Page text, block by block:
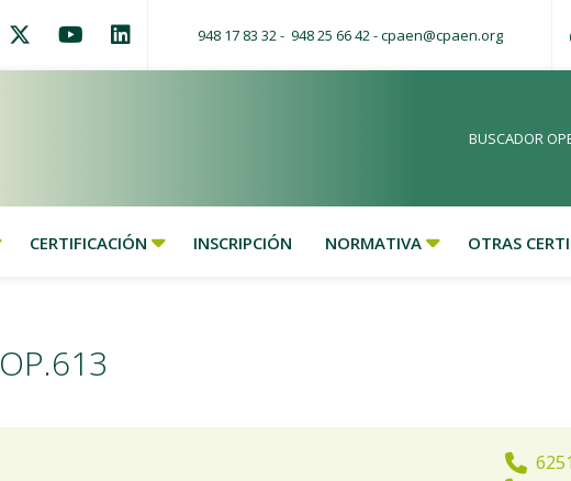
948 17 83 32 948 25 66 42 cpaen@cpaen.org
BUSCADOR
CERTIFICACIÓN INSCRIPCIÓN NORMATIVA OTRAS
OP.613